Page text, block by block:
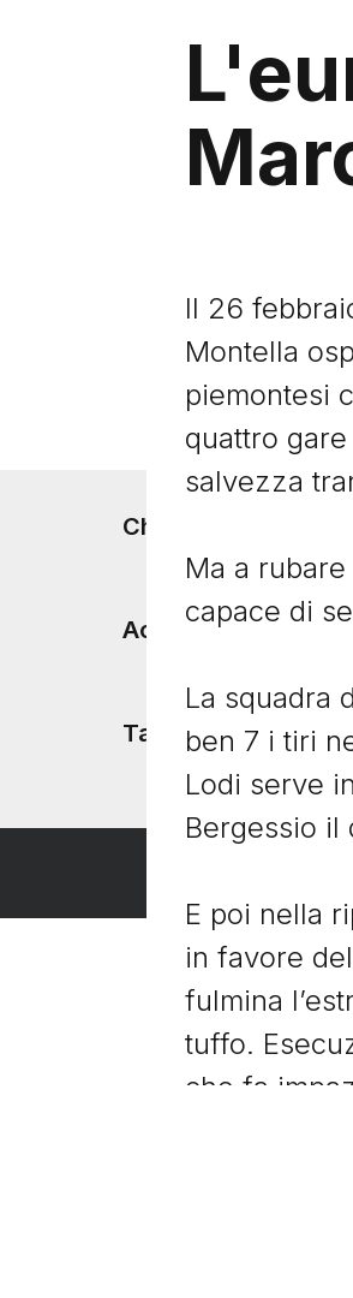
Il 26
Montella
piemontesi
quattro
salvezza
Ma a
capace di
La squadra
ben 7 i tiri
Lodi serve
Bergessio il
E poi nella
in favore
fulmina
tuffo.
che fa
Footer menu
Chi siamo
Accadde Oggi
Tacchetti TV